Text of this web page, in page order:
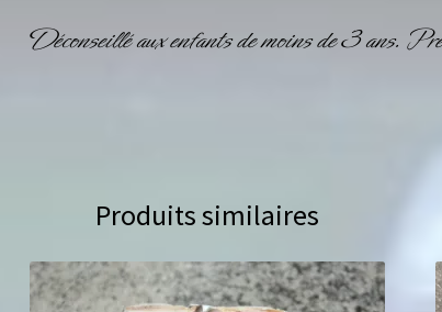
Déconseillé aux enfants de moins de 3 ans.
Produits similaires